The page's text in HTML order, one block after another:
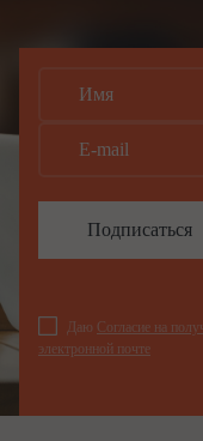
Даю Согласие на
электронной почте
Подписаться